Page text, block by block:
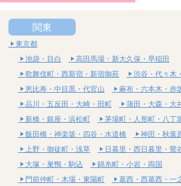
関東
東京都
池袋・目白
高田馬場・新大久保・早稲田
歌舞伎町・西新宿・新宿御苑
渋谷・代々木
恵比寿・中目黒・代官山
麻布・六本木・赤
品川・五反田・大崎・田町
蒲田・大森・大
新橋・銀座・浜松町
茅場町・人形町・八丁
飯田橋・神楽坂・四谷・水道橋
神田・秋葉
上野・御徒町・浅草
日暮里・西日暮里・鶯
大塚・巣鴨・駒込
錦糸町・小岩・両国
門前仲町・木場・東陽町
葛西・西葛西・一